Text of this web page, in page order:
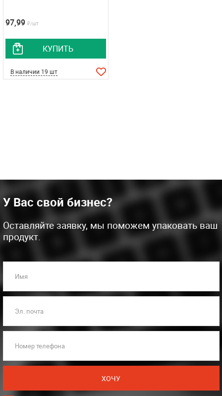
97,99 ₽/шт
КУПИТЬ
В наличии 19 шт
У Вас свой бизнес?
Оставляйте заявку, мы поможем упаковать ваш
продукт.
Имя
Эл. почта
Номер телефона
ХОЧУ